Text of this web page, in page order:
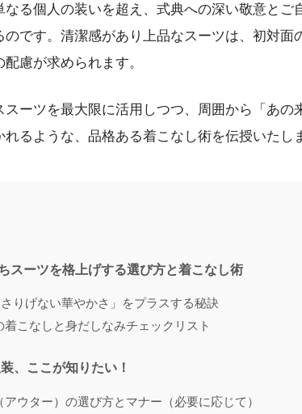
る個人の装いを超え、式典への深い敬意とご
です。清潔感があり上品なスーツは、初対面
慮が求められます。
ーツを最大限に活用しつつ、周囲から「あの
るような、品格ある着こなし術を伝授いたし
スーツを格上げする選び方と着こなし術
りげない華やかさ」をプラスする秘訣
こなしと身だしなみチェックリスト
、ここが知りたい！
ウター）の選び方とマナー（必要に応じて）